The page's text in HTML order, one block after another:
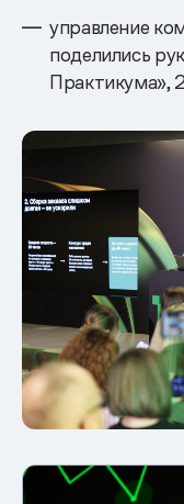
управление
поделились
Практикума»,